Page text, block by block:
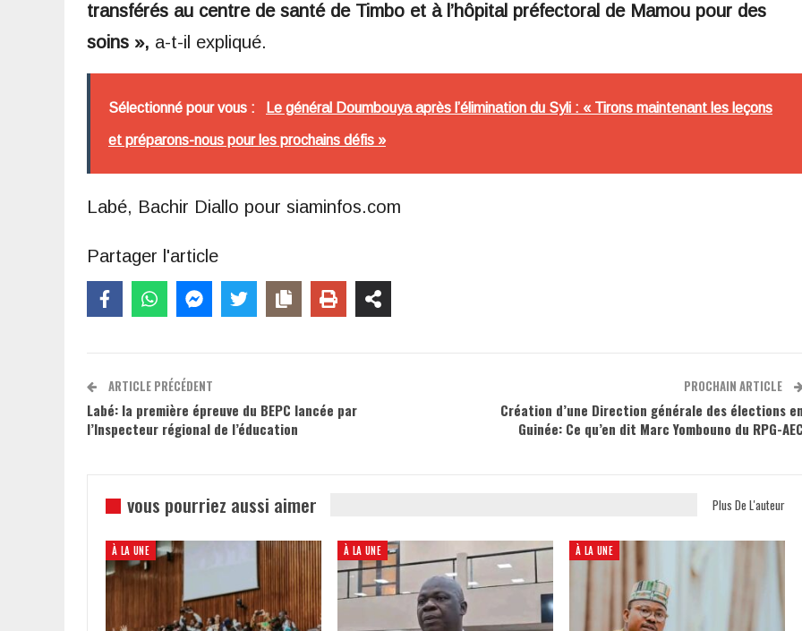
transférés au centre de santé de Timbo et à l’hôpital préfectoral de Mamou pour des
soins », a-t-il expliqué.
Sélectionné pour vous : Le général Doumbouya après l’élimination du Syli : « Tirons maintenant les leçons
et préparons-nous pour les prochains défis »
Labé, Bachir Diallo pour siaminfos.com
Partager l'article
ARTICLE PRÉCÉDENT
Labé: la première épreuve du BEPC lancée par
l’Inspecteur régional de l’éducation
PROCHAIN ARTICLE
Création d’une Direction générale des élections
Guinée: Ce qu’en dit Marc Yombouno du RPG-
vous pourriez aussi aimer Plus De L'auteur
À LA UNE À LA UNE À LA UNE